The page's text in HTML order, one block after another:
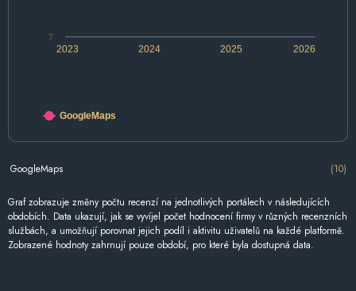
2024 2026
2023 2025
7
GoogleMaps
GoogleMaps (10)
Graf zobrazuje změny počtu recenzí na jednotlivých portálech v následujících
obdobích. Data ukazují, jak se vyvíjel počet hodnocení firmy v různých recenzních
službách, a umožňují porovnat jejich podíl i aktivitu uživatelů na každé platformě.
Zobrazené hodnoty zahrnují pouze období, pro které byla dostupná data.